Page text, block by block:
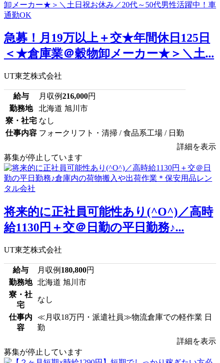
急募！月19万以上＋交★年間休日125日
＜★倉庫業＠穀物卸メーカー★＞＼土...
UT東芝株式会社
給与 月収例216,000円
勤務地
北海道 旭川市
寮・社宅 なし
仕事内容 フォークリフト・清掃 / 食品系工場 / 日勤
詳細を表示
募集が停止しています
将来的に正社員可能性あり(^O^)／高時
給1130円＋交＠日勤の平日勤務♪...
UT東芝株式会社
給与 月収例 180,800円
勤務地
北海道 旭川市
寮・社
宅
なし
仕事内
容
≪月収18万円・派遣社員≫物流倉庫での軽作業 日
勤
詳細を表示
募集が停止しています